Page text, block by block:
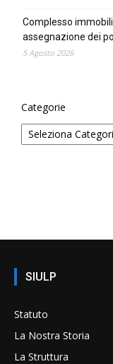
Complesso
assegnazione dei
5 Agosto 2026
Categorie
SIULP
Statuto
La Nostra Storia
La Struttura